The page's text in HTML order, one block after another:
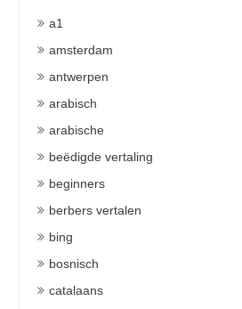
a1
amsterdam
antwerpen
arabisch
arabische
beëdigde vertaling
beginners
berbers vertalen
bing
bosnisch
catalaans